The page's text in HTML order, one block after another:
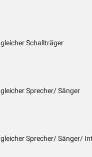
gleicher Schallträger
gleicher Sprecher/ Sänger
gleicher Sprecher/ Sänger/